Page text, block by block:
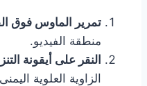
تمرير الماوس فوق
منطقة الفيديو.
النقر على أيقونة
الزاوية العلوية